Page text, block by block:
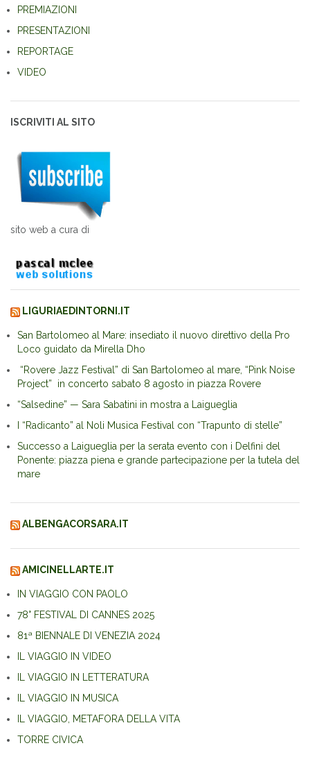
PREMIAZIONI
PRESENTAZIONI
REPORTAGE
VIDEO
ISCRIVITI AL SITO
sito web a cura di
LIGURIAEDINTORNI.IT
San Bartolomeo al Mare: insediato il nuovo direttivo della Pro
Loco guidato da Mirella Dho
“Rovere Jazz Festival” di San Bartolomeo al mare, “Pink Noise
Project” in concerto sabato 8 agosto in piazza Rovere
“Salsedine” — Sara Sabatini in mostra a Laigueglia
I “Radicanto” al Noli Musica Festival con “Trapunto di stelle”
Successo a Laigueglia per la serata evento con i Delfini del
Ponente: piazza piena e grande partecipazione per la tutela del
mare
ALBENGACORSARA.IT
AMICINELLARTE.IT
IN VIAGGIO CON PAOLO
78° FESTIVAL DI CANNES 2025
81ª BIENNALE DI VENEZIA 2024
IL VIAGGIO IN VIDEO
IL VIAGGIO IN LETTERATURA
IL VIAGGIO IN MUSICA
IL VIAGGIO, METAFORA DELLA VITA
TORRE CIVICA